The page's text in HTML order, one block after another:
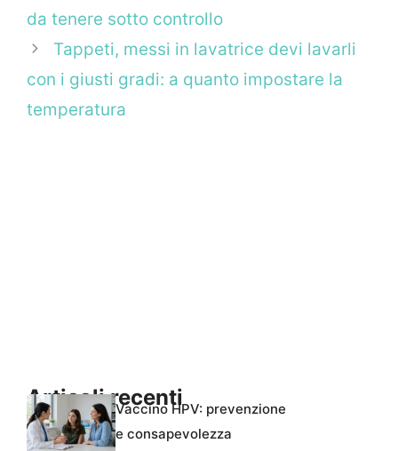
da tenere sotto controllo
Tappeti, messi in lavatrice devi lavarli
con i giusti gradi: a quanto impostare la
temperatura
Articoli recentiVaccino HPV: prevenzione
e consapevolezza